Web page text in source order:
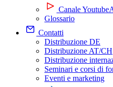
Canale Youtube
Glossario
Contatti
Distribuzione DE
Distribuzione AT/CH
Distribuzione
Seminari e corsi di
Eventi e marketing